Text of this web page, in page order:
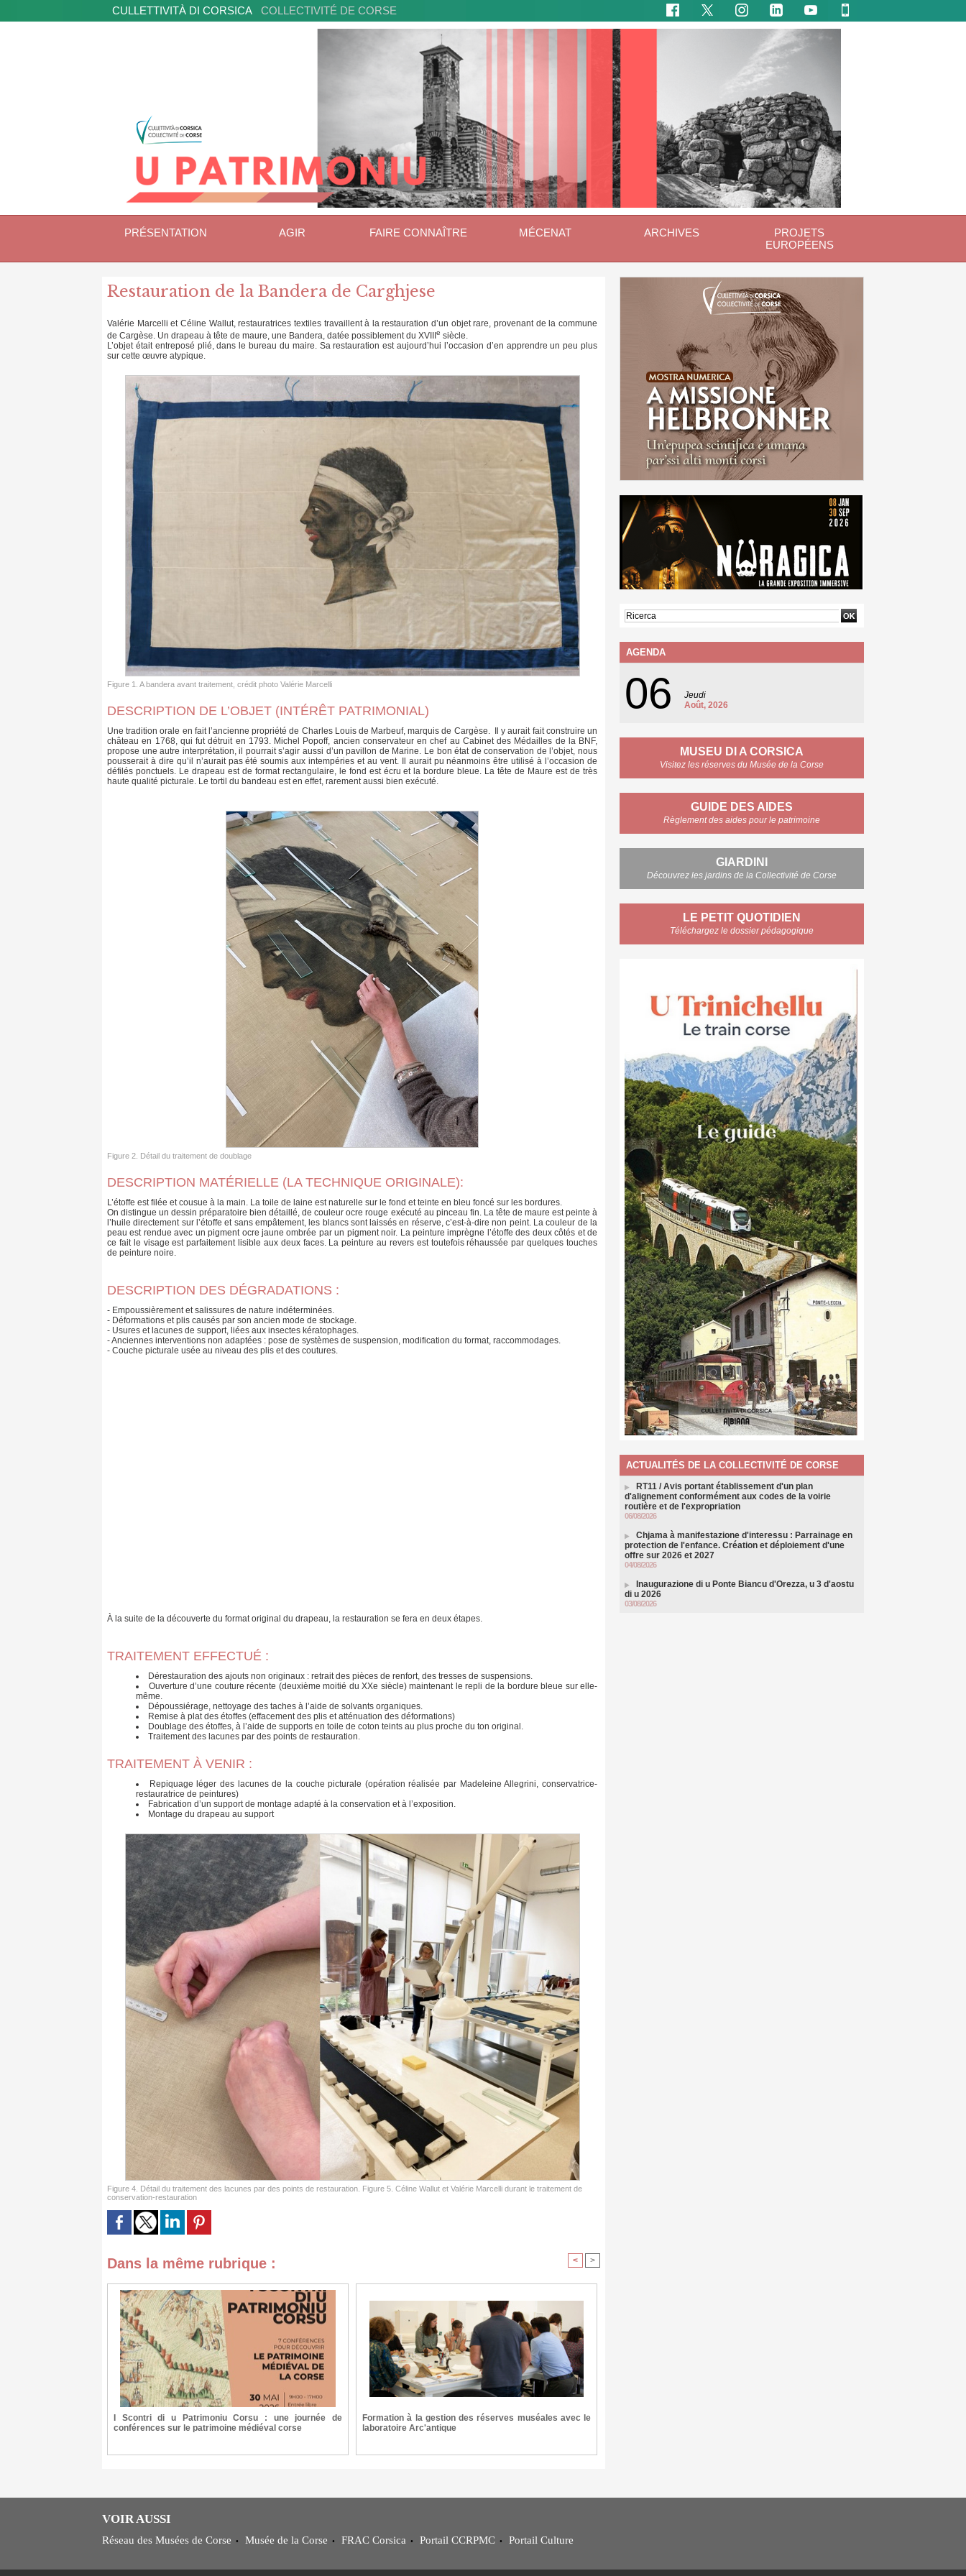
CULLETTIVITÀ DI CORSICA COLLECTIVITÉ DE CORSE
PRÉSENTATION AGIR FAIRE CONNAÎTRE MÉCENAT ARCHIVES
PROJETS
EUROPÉENS
Restauration de la Bandera de Carghjese
Valérie Marcelli et Céline Wallut, restauratrices textiles travaillent à la restauration d’un objet rare, provenant de la commune
de Cargèse. Un drapeau à tête de maure, une Bandera, datée possiblement du XVIII
e siècle.
L’objet était entreposé plié, dans le bureau du maire. Sa restauration est aujourd’hui l’occasion d’en apprendre un peu plus
sur cette œuvre atypique.
Figure 1. A bandera avant traitement, crédit photo Valérie Marcelli
DESCRIPTION DE L’OBJET (INTÉRÊT PATRIMONIAL)
Une tradition orale en fait l’ancienne propriété de Charles Louis de Marbeuf, marquis de Cargèse. Il y aurait fait construire un
château en 1768, qui fut détruit en 1793. Michel Popoff, ancien conservateur en chef au Cabinet des Médailles de la BNF,
propose une autre interprétation, il pourrait s’agir aussi d’un pavillon de Marine. Le bon état de conservation de l’objet, nous
pousserait à dire qu’il n’aurait pas été soumis aux intempéries et au vent. Il aurait pu néanmoins être utilisé à l’occasion de
défilés ponctuels. Le drapeau est de format rectangulaire, le fond est écru et la bordure bleue. La tête de Maure est de très
haute qualité picturale. Le tortil du bandeau est en effet, rarement aussi bien exécuté.
Figure 2. Détail du traitement de doublage
DESCRIPTION MATÉRIELLE (LA TECHNIQUE ORIGINALE):
L’étoffe est filée et cousue à la main. La toile de laine est naturelle sur le fond et teinte en bleu foncé sur les bordures.
On distingue un dessin préparatoire bien détaillé, de couleur ocre rouge exécuté au pinceau fin. La tête de maure est peinte à
l’huile directement sur l’étoffe et sans empâtement, les blancs sont laissés en réserve, c’est-à-dire non peint. La couleur de la
peau est rendue avec un pigment ocre jaune ombrée par un pigment noir. La peinture imprègne l’étoffe des deux côtés et de
ce fait le visage est parfaitement lisible aux deux faces. La peinture au revers est toutefois réhaussée par quelques touches
de peinture noire.
DESCRIPTION DES DÉGRADATIONS :
- Empoussièrement et salissures de nature indéterminées.
- Déformations et plis causés par son ancien mode de stockage.
- Usures et lacunes de support, liées aux insectes kératophages.
- Anciennes interventions non adaptées : pose de systèmes de suspension, modification du format, raccommodages.
- Couche picturale usée au niveau des plis et des coutures.
À la suite de la découverte du format original du drapeau, la restauration se fera en deux étapes.
TRAITEMENT EFFECTUÉ :
Dérestauration des ajouts non originaux : retrait des pièces de renfort, des tresses de suspensions.
Ouverture d’une couture récente (deuxième moitié du XXe siècle) maintenant le repli de la bordure bleue sur elle-
même.
Dépoussiérage, nettoyage des taches à l’aide de solvants organiques.
Remise à plat des étoffes (effacement des plis et atténuation des déformations)
Doublage des étoffes, à l’aide de supports en toile de coton teints au plus proche du ton original.
Traitement des lacunes par des points de restauration.
TRAITEMENT À VENIR :
Repiquage léger des lacunes de la couche picturale (opération réalisée par Madeleine Allegrini, conservatrice-
restauratrice de peintures)
Fabrication d’un support de montage adapté à la conservation et à l’exposition.
Montage du drapeau au support
Figure 4. Détail du traitement des lacunes par des points de restauration. Figure 5. Céline Wallut et Valérie Marcelli durant le traitement de
conservation-restauration
Dans la même rubrique : < >
I Scontri di u Patrimoniu Corsu : une journée de
conférences sur le patrimoine médiéval corse
Formation à la gestion des réserves muséales avec le
laboratoire Arc'antique
AGENDA
06
Jeudi
Août, 2026
MUSEU DI A CORSICA
Visitez les réserves du Musée de la Corse
GUIDE DES AIDES
Règlement des aides pour le patrimoine
GIARDINI
Découvrez les jardins de la Collectivité de Corse
LE PETIT QUOTIDIEN
Téléchargez le dossier pédagogique
ACTUALITÉS DE LA COLLECTIVITÉ DE CORSE
RT11 / Avis portant établissement d'un plan
d'alignement conformément aux codes de la voirie
routière et de l'expropriation
06/08/2026
Chjama à manifestazione d'interessu : Parrainage en
protection de l'enfance. Création et déploiement d'une
offre sur 2026 et 2027
04/08/2026
Inaugurazione di u Ponte Biancu d'Orezza, u 3 d'aostu
di u 2026
03/08/2026
VOIR AUSSI
Réseau des Musées de Corse • Musée de la Corse • FRAC Corsica • Portail CCRPMC • Portail Culture